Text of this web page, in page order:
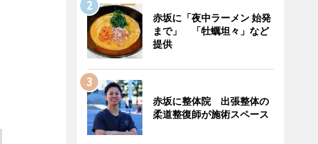
赤坂に「夜中ラーメン 始発
まで」 「牡蠣坦々」など
提供
赤坂に整体院 出張整体の
柔道整復師が施術スペース